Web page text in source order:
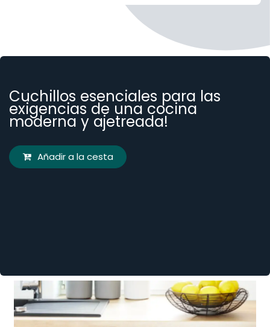
Cuchillos esenciales para las
exigencias de una cocina
moderna y ajetreada!
Añadir a la cesta